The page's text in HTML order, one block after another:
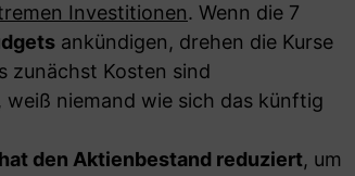
Investitionen. Wenn die 7
ankündigen, drehen die Kurse
zunächst Kosten sind
weiß niemand wie sich das künftig
den Aktienbestand reduziert, um